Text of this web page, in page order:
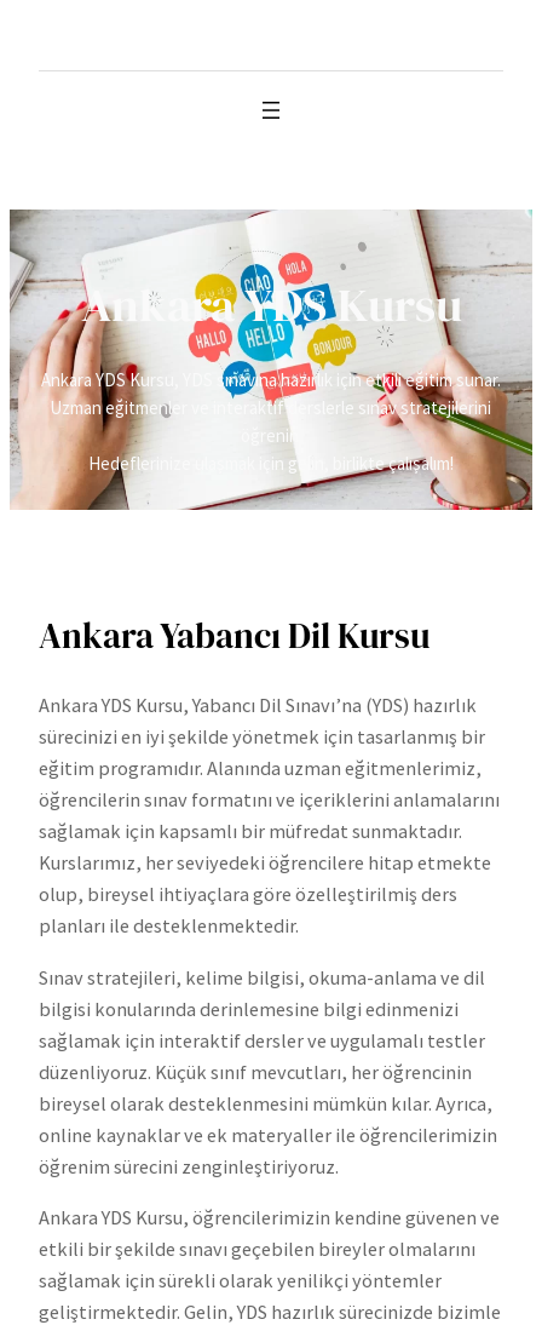
Ankara YDS Kursu
Ankara YDS Kursu, YDS sınavına hazırlık için etkili eğitim sunar.
Uzman eğitmenler ve interaktif derslerle sınav stratejilerini
öğrenin.
Hedeflerinize ulaşmak için gelin, birlikte çalışalım!
Ankara Yabancı Dil Kursu
Ankara YDS Kursu, Yabancı Dil Sınavı’na (YDS) hazırlık
sürecinizi en iyi şekilde yönetmek için tasarlanmış bir
eğitim programıdır. Alanında uzman eğitmenlerimiz,
öğrencilerin sınav formatını ve içeriklerini anlamalarını
sağlamak için kapsamlı bir müfredat sunmaktadır.
Kurslarımız, her seviyedeki öğrencilere hitap etmekte
olup, bireysel ihtiyaçlara göre özelleştirilmiş ders
planları ile desteklenmektedir.
Sınav stratejileri, kelime bilgisi, okuma-anlama ve dil
bilgisi konularında derinlemesine bilgi edinmenizi
sağlamak için interaktif dersler ve uygulamalı testler
düzenliyoruz. Küçük sınıf mevcutları, her öğrencinin
bireysel olarak desteklenmesini mümkün kılar. Ayrıca,
online kaynaklar ve ek materyaller ile öğrencilerimizin
öğrenim sürecini zenginleştiriyoruz.
Ankara YDS Kursu, öğrencilerimizin kendine güvenen ve
etkili bir şekilde sınavı geçebilen bireyler olmalarını
sağlamak için sürekli olarak yenilikçi yöntemler
geliştirmektedir. Gelin, YDS hazırlık sürecinizde bizimle